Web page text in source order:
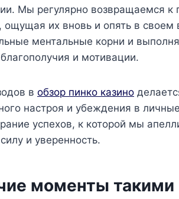
Мы регулярно возвращаемся к
их вновь и опять в своем
ментальные корни и
и мотивации.
в обзор пинко казино
настроя и убеждения в
успехов, к которой мы
и уверенность.
моменты такими